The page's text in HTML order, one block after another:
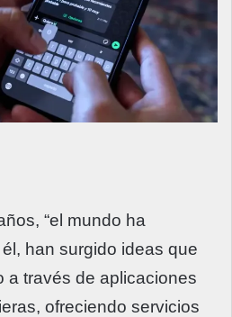
“el mundo ha
han surgido ideas que
a través de aplicaciones
ofreciendo servicios